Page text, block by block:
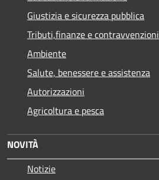
Giustizia e sicurezza pubblica
Tributi,finanze e contravvenzioni
Ambiente
Salute, benessere e assistenza
Autorizzazioni
Agricoltura e pesca
NOVITÀ
Notizie